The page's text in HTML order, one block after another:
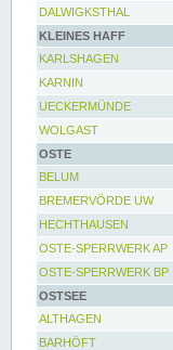
DALWIGKSTHAL
KLEINES HAFF
KARLSHAGEN
KARNIN
UECKERMÜNDE
WOLGAST
OSTE
BELUM
BREMERVÖRDE UW
HECHTHAUSEN
OSTE-SPERRWERK AP
OSTE-SPERRWERK BP
OSTSEE
ALTHAGEN
BARHÖFT